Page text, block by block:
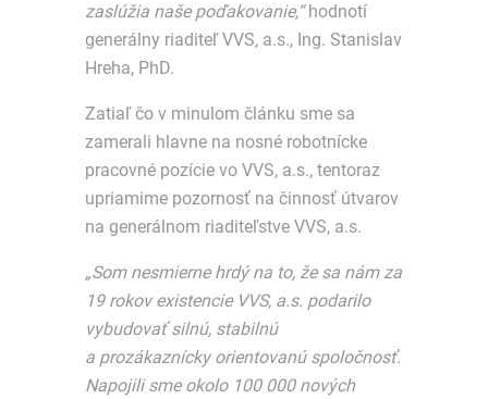
zaslúžia naše poďakovanie,“hodnotí
generálny riaditeľ VVS, a.s., Ing. Stanislav
Hreha, PhD.
Zatiaľ čo v minulom článku sme sa
zamerali hlavne na nosné robotnícke
pracovné pozície vo VVS, a.s., tentoraz
upriamime pozornosť na činnosť útvarov
na generálnom riaditeľstve VVS, a.s.
„Som nesmierne hrdý na to, že sa nám za
19 rokov existencie VVS, a.s. podarilo
vybudovať silnú, stabilnú
a prozákaznícky orientovanú spoločnosť.
Napojili sme okolo 100 000 nových